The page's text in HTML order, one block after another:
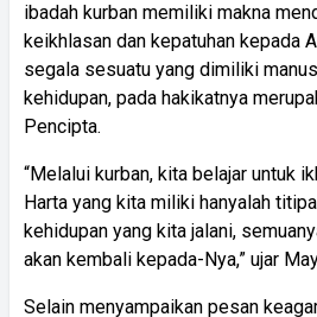
ibadah kurban memiliki makna
keikhlasan dan kepatuhan kepada
segala sesuatu yang dimiliki
kehidupan, pada hakikatnya
Pencipta.
“Melalui kurban, kita belajar untuk
Harta yang kita miliki hanyalah
kehidupan yang kita jalani,
akan kembali kepada-Nya,” ujar
Selain menyampaikan pesan